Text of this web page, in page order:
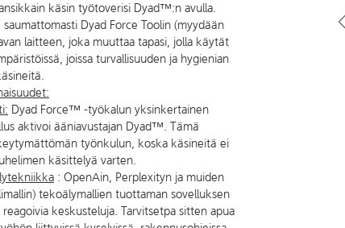
käsin työtoverisi Dyad™:n avulla.
Dyad Force Toolin (myydään
laitteen, joka muuttaa tapasi, jolla käytät
joissa turvallisuuden ja hygienian
Dyad Force™ -työkalun yksinkertainen
aktivoi ääniavustajan Dyad™. Tämä
työnkulun, koska käsineitä ei
käsittelyä varten.
: OpenAin, Perplexityn ja muiden
tekoälymallien tuottaman sovelluksen
keskusteluja. Tarvitsetpa sitten apua